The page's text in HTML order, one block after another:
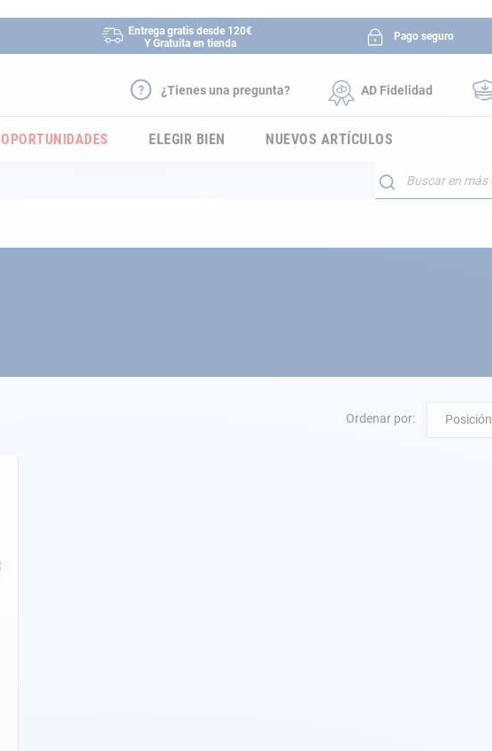
Entrega gratis desde 120€
Y Gratuita en tienda
Pago seguro
¿Tienes una pregunta? AD Fidelidad
OPORTUNIDADES ELEGIR BIEN NUEVOS ARTÍCULOS
Buscar
Ordenar por: Posición